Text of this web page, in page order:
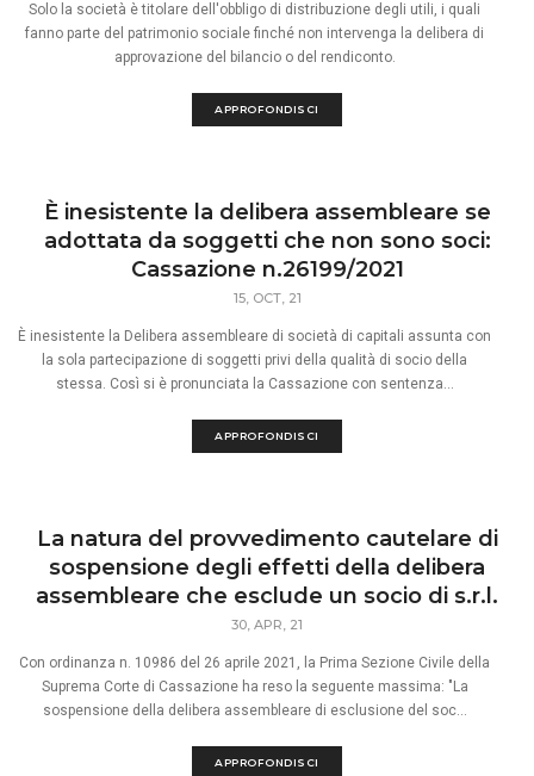
Solo la società è titolare dell'obbligo di distribuzione degli utili, i quali
fanno parte del patrimonio sociale finché non intervenga la delibera di
approvazione del bilancio o del rendiconto.
APPROFONDISCI
È inesistente la delibera assembleare se
adottata da soggetti che non sono soci:
Cassazione n.26199/2021
15, OCT, 21
È inesistente la Delibera assembleare di società di capitali assunta con
la sola partecipazione di soggetti privi della qualità di socio della
stessa. Così si è pronunciata la Cassazione con sentenza...
APPROFONDISCI
La natura del provvedimento cautelare di
sospensione degli effetti della delibera
assembleare che esclude un socio di s.r.l.
30, APR, 21
Con ordinanza n. 10986 del 26 aprile 2021, la Prima Sezione Civile della
Suprema Corte di Cassazione ha reso la seguente massima: "La
sospensione della delibera assembleare di esclusione del soc...
APPROFONDISCI